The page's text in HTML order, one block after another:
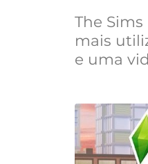
The
mais
e uma